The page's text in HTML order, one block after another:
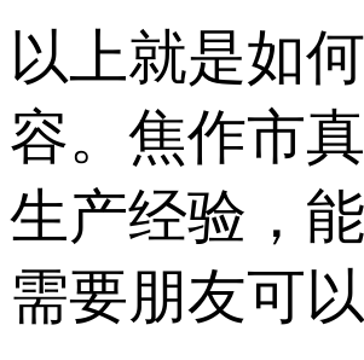
以上就是如
容。焦作市
生产经验，
需要朋友可